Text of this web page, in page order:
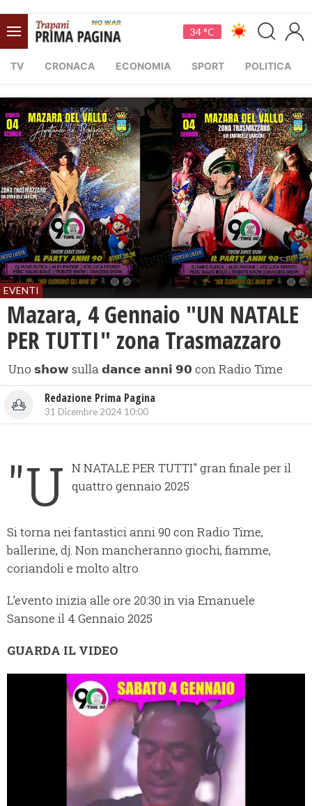
34 °C
TV CRONACA ECONOMIA SPORT POLITICA
EVENTI
Mazara, 4 Gennaio "UN NATALE
PER TUTTI" zona Trasmazzaro
Uno 𝘀𝗵𝗼𝘄 sulla 𝗱𝗮𝗻𝗰𝗲 𝗮𝗻𝗻𝗶 𝟵𝟬 con Radio Time
Redazione Prima Pagina
31 Dicembre 2024 10:00
"U N NATALE PER TUTTI" gran finale per il
quattro gennaio 2025
Si torna nei fantastici anni 90 con Radio Time,
ballerine, dj. Non mancheranno giochi, fiamme,
coriandoli e molto altro
L’evento inizia alle ore 20:30 in via Emanuele
Sansone il 4 Gennaio 2025
GUARDA IL VIDEO